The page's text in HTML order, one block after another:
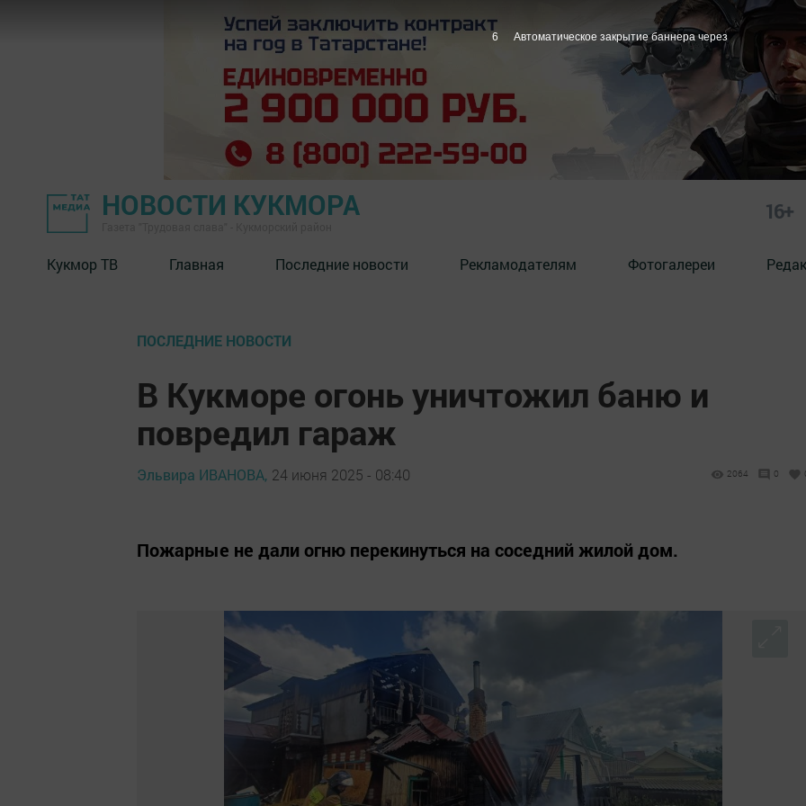
НОВОСТИ КУКМОРА 16+
Кукмор ТВ Главная Последние новости Рекламодателям Фотогалереи
ПОСЛЕДНИЕ НОВОСТИ
В Кукморе огонь уничтожил баню и
повредил гараж
Эльвира ИВАНОВА, 24 июня 2025 - 08:40 2064 0
Пожарные не дали огню перекинуться на соседний жилой дом.
4 Автоматическое закрытие баннера через